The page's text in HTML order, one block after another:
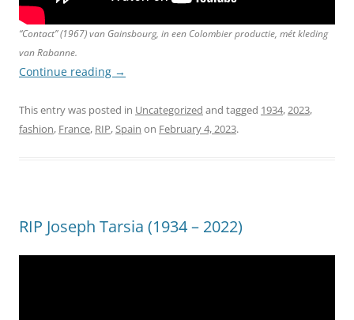
“Contact” (1967) van Gainsbourg, in een Colombier productie, mét kleding
van Rabanne.
Continue reading →
This entry was posted in Uncategorized and tagged 1934,2023,
fashion, France, RIP,Spain on February 4, 2023.
RIP Joseph Tarsia (1934 – 2022)